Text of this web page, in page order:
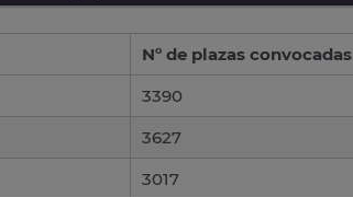
Nº de plazas convocadas
3390
3627
3017